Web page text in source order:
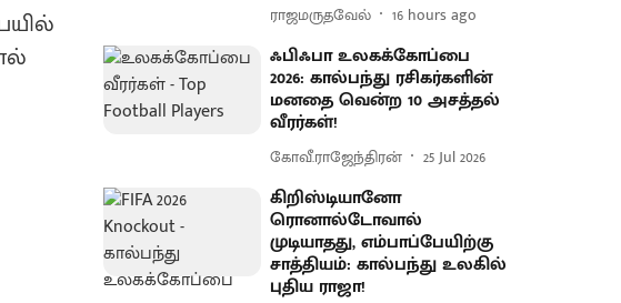
ராஜமருதவேல் 16 hours ago
ஃபிஃபா உலகக்கோப்பை
2026: கால்பந்து ரசிகர்களின்
மனதை வென்ற 10 அசத்தல்
வீரர்கள்!
கோவீ.ராஜேந்திரன் 25 Jul 2026
கிறிஸ்டியானோ
ரொனால்டோவால்
முடியாதது, எம்பாப்பேயிற்கு
சாத்தியம்: கால்பந்து உலகில்
புதிய ராஜா!